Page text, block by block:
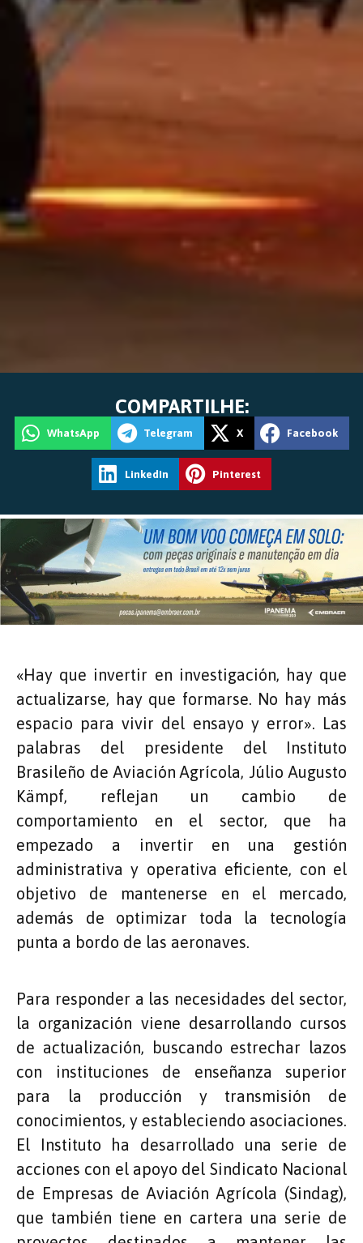
COMPARTILHE:
WhatsApp Telegram X Facebook
LinkedIn Pinterest
«Hay que invertir en investigación, hay que
actualizarse, hay que formarse. No hay más
espacio para vivir del ensayo y error». Las
palabras del presidente del Instituto
Brasileño de Aviación Agrícola, Júlio Augusto
Kämpf, reflejan un cambio de
comportamiento en el sector, que ha
empezado a invertir en una gestión
administrativa y operativa eficiente, con el
objetivo de mantenerse en el mercado,
además de optimizar toda la tecnología
punta a bordo de las aeronaves.
Para responder a las necesidades del sector,
la organización viene desarrollando cursos
de actualización, buscando estrechar lazos
con instituciones de enseñanza superior
para la producción y transmisión de
conocimientos, y estableciendo asociaciones.
El Instituto ha desarrollado una serie de
acciones con el apoyo del Sindicato Nacional
de Empresas de Aviación Agrícola (Sindag),
que también tiene en cartera una serie de